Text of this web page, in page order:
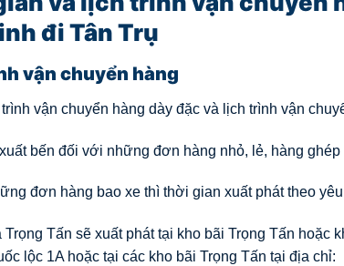
đi Tân Trụ
vận chuyển hàng
vận chuyển hàng dày đặc và lịch trình vận
bến đối với những đơn hàng nhỏ, lẻ, hàng ghép
đơn hàng bao xe thì thời gian xuất phát theo
Tấn sẽ xuất phát tại kho bãi Trọng Tấn hoặc
lộc 1A hoặc tại các kho bãi Trọng Tấn tại địa chỉ: